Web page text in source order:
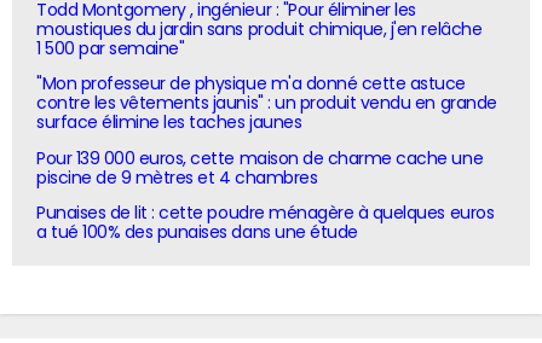
Todd Montgomery , ingénieur : "Pour éliminer les
moustiques du jardin sans produit chimique, j'en relâche
1 500 par semaine"
"Mon professeur de physique m'a donné cette astuce
contre les vêtements jaunis" : un produit vendu en grande
surface élimine les taches jaunes
Pour 139 000 euros, cette maison de charme cache une
piscine de 9 mètres et 4 chambres
Punaises de lit : cette poudre ménagère à quelques euros
a tué 100% des punaises dans une étude